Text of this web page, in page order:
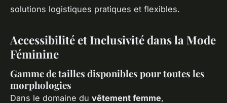
solutions logistiques pratiques et flexibles.
Accessibilité et Inclusivité dans la Mode
Féminine
Gamme de tailles disponibles pour toutes les
morphologies
Dans le domaine du vêtement femme,